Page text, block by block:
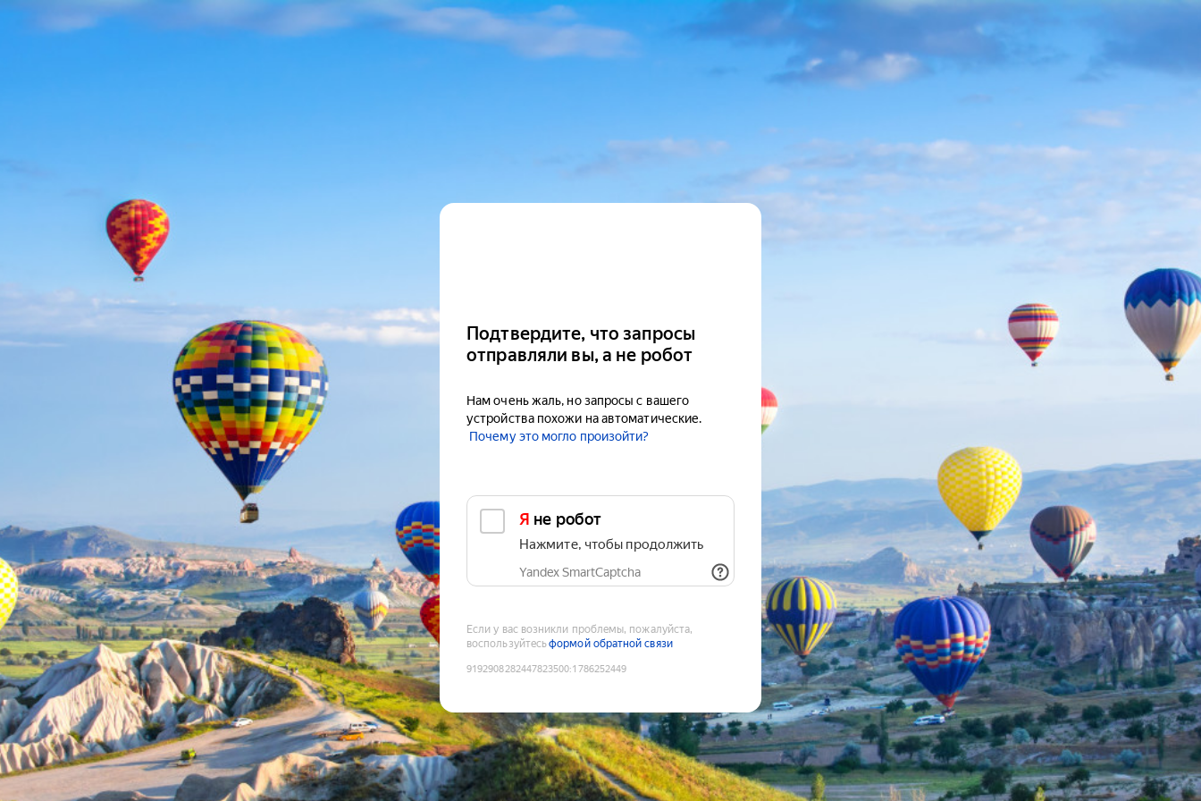
Подтвердите, что запросы
отправляли вы, а не робот
Нам очень жаль, но запросы с вашего
устройства похожи на автоматические.
Почему это могло произойти?
Я не робот
Нажмите, чтобы продолжить
Yandex SmartCaptcha
Если у вас возникли проблемы, пожалуйста,
воспользуйтесьформой обратной связи
9192908282447823500:1786252449